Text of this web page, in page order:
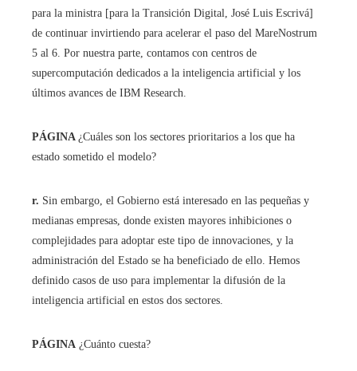
para la ministra [para la Transición Digital, José Luis Escrivá]
de continuar invirtiendo para acelerar el paso del MareNostrum
5 al 6. Por nuestra parte, contamos con centros de
supercomputación dedicados a la inteligencia artificial y los
últimos avances de IBM Research.
PÁGINA ¿Cuáles son los sectores prioritarios a los que ha
estado sometido el modelo?
r. Sin embargo, el Gobierno está interesado en las pequeñas y
medianas empresas, donde existen mayores inhibiciones o
complejidades para adoptar este tipo de innovaciones, y la
administración del Estado se ha beneficiado de ello. Hemos
definido casos de uso para implementar la difusión de la
inteligencia artificial en estos dos sectores.
PÁGINA ¿Cuánto cuesta?